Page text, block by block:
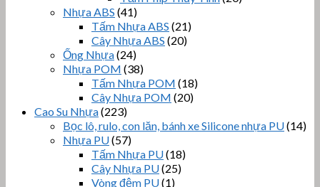
Nhựa ABS (41)
Tấm Nhựa ABS (21)
Cây Nhựa ABS (20)
Ống Nhựa(24)
Nhựa POM (38)
Tấm Nhựa POM (18)
Cây Nhựa POM (20)
Cao Su Nhựa(223)
Bọc lô, rulo, con lăn, bánh xe Silicone nhựa PU(14)
Nhựa PU(57)
Tấm Nhựa PU(18)
Cây Nhựa PU(25)
Vòng đệm PU(1)